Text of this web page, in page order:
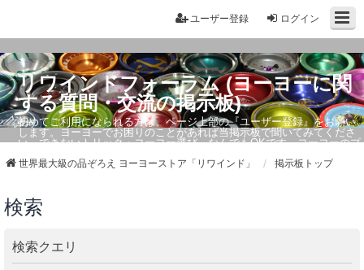
ログイン
ユーザー登録
リワインドフォーラム (ヨーヨーに関
する質問・交流の掲示板)
初めてご利用になられる方は、ページ上部の『ユーザー登録』をお願い
します。ヨーヨーでお困りのことがあれば当掲示板で聞いてみてくださ
い。できないトリック・ヨーヨー選び、なんでもOKです。ヨーヨーのプ
世界最大級の品ぞろえ ヨーヨーストア「リワインド」 掲示板トップ
検索
検索クエリ